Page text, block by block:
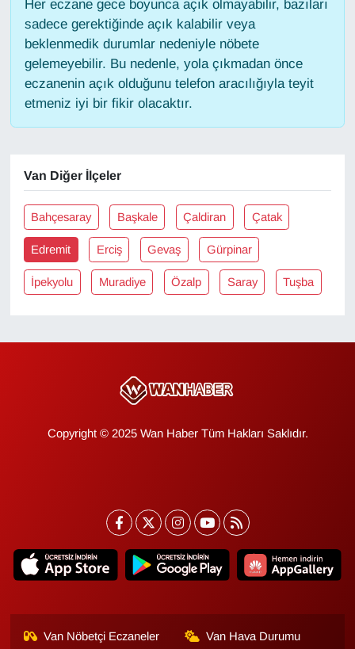
Her eczane gece boyunca açık olmayabilir, bazıları
sadece gerektiğinde açık kalabilir veya
beklenmedik durumlar nedeniyle nöbete
gelemeyebilir. Bu nedenle, yola çıkmadan önce
eczanenin açık olduğunu telefon aracılığıyla teyit
etmeniz iyi bir fikir olacaktır.
Van Diğer İlçeler
Bahçesaray Başkale Çaldiran Çatak
Edremit Erciş Gevaş Gürpinar
İpekyolu Muradiye Özalp Saray Tuşba
Copyright © 2025 Wan Haber Tüm Hakları Saklıdır.
Van Nöbetçi Eczaneler Van Hava Durumu
Haber
HABERDE İNSAN
İngilizce
Kamu Alımları
Kim Kimdir?
Kültür & Sanat
KURDÎ
MAGAZİN
SAĞLIK